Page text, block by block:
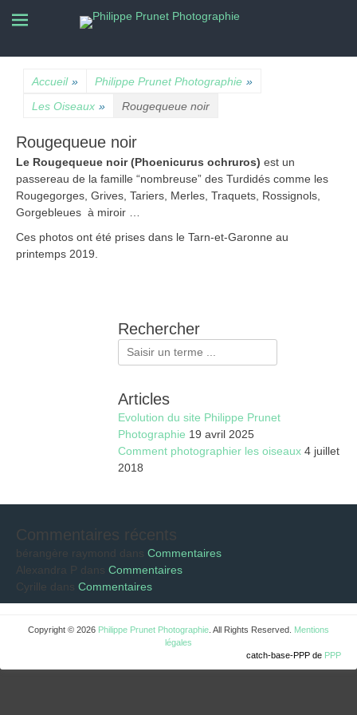
Philippe Prunet
La nature photographiée
Accueil » Philippe Prunet Photographie »
Les Oiseaux » Rougequeue noir
Rougequeue noir
Le Rougequeue noir (Phoenicurus ochruros) est un
passereau de la famille “nombreuse” des Turdidés comme les
Rougegorges, Grives, Tariers, Merles, Traquets, Rossignols,
Gorgebleues à miroir …
Ces photos ont été prises dans le Tarn-et-Garonne au
printemps 2019.
Rechercher
Rechercher :
Articles
Evolution du site Philippe Prunet
Photographie 19 avril 2025
Comment photographier les oiseaux 4 juillet
2018
Commentaires récents
bérangère raymond dans Commentaires
Alexandra P dans Commentaires
Cyrille dans Commentaires
Copyright © 2026 Philippe Prunet Photographie . All Rights Reserved. Mentions
légales
catch-base-PPP de PPP